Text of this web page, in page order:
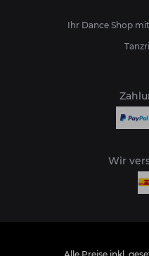
Ihr Dance Shop
Wir